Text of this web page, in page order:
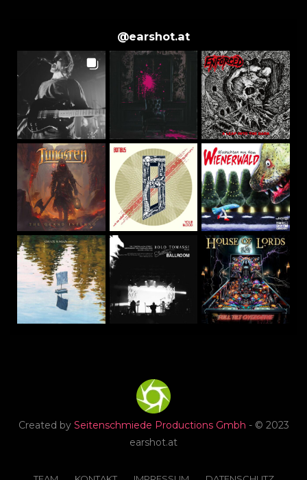
@earshot.at
Created by Seitenschmiede Productions Gmbh - © 2023
earshot.at